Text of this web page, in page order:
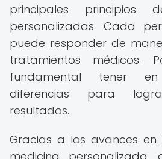
principales principios
personalizadas. Cada
puede responder de
tratamientos médicos.
fundamental tener
diferencias para
resultados.
Gracias a los avances